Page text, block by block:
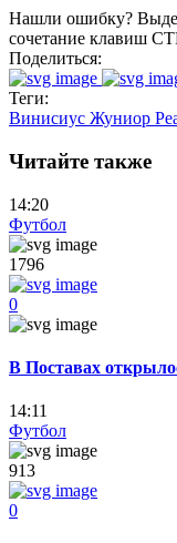
Нашли ошибку?
сочетание клавиш
Поделиться:
Теги:
Винисиус Жуниор
Читайте также
14:20
Футбол
1796
0
В Поставах
14:11
Футбол
913
0